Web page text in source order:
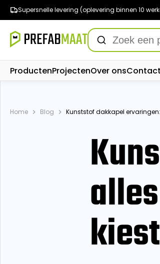
Supersnelle levering (oplevering binnen 10
ProductenProjectenOver onsContact
Home Blog Kunststof dakkapel
kiest